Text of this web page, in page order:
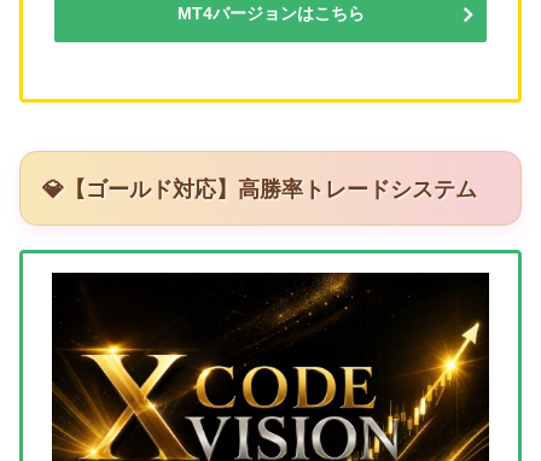
MT4バージョンはこちら
💎【ゴールド対応】高勝率トレードシステム